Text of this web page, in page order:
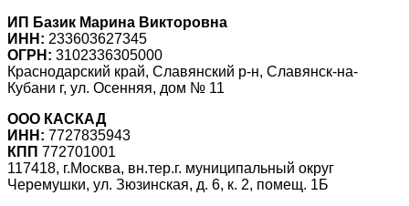
ИП Базик Марина Викторовна
ИНН: 233603627345
ОГРН: 3102336305000
Краснодарский край, Славянский р-н, Славянск-на-
Кубани г, ул. Осенняя, дом № 11
ООО КАСКАД
ИНН: 7727835943
КПП 772701001
117418, г.Москва, вн.тер.г. муниципальный округ
Черемушки, ул. Зюзинская, д. 6, к. 2, помещ. 1Б